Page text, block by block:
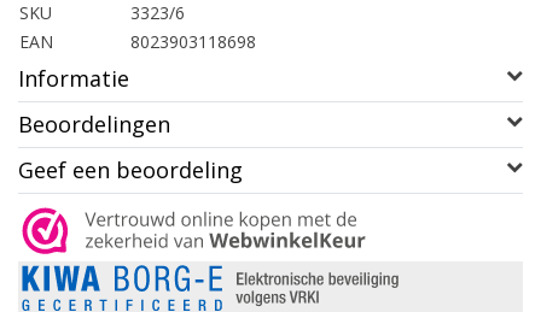
SKU
3323/6
EAN
8023903118698
Informatie
Beoordelingen
Geef een beoordeling